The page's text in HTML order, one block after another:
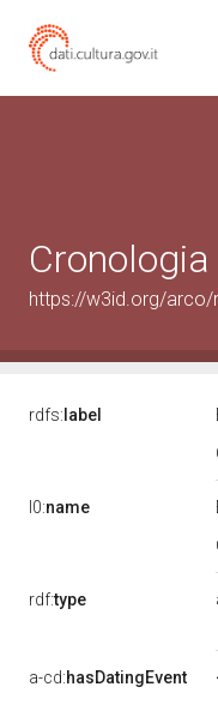
https://w3id.org/arco/
rdfs: label
l0:name
rdf:type
a-cd:hasDatingEvent